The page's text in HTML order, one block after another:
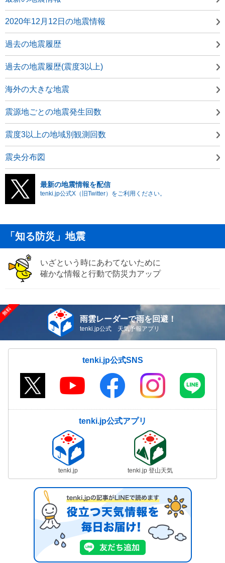
2020年12月12日の地震情報
過去の地震履歴
過去の地震履歴(震度3以上)
海外の大きな地震
震源地ごとの地震発生回数
震度3以上の地域別観測回数
震央分布図
最新の地震情報を配信
tenki.jp公式X（旧Twitter）をご利用ください。
「知る防災」地震
いざという時にあわてないために
確かな情報と行動で防災力アップ
雨雲レーダーで雨を回避！
tenki.jp公式 天気予報アプリ
tenki.jp公式SNS
tenki.jp公式アプリ
tenki.jp tenki.jp 登山天気